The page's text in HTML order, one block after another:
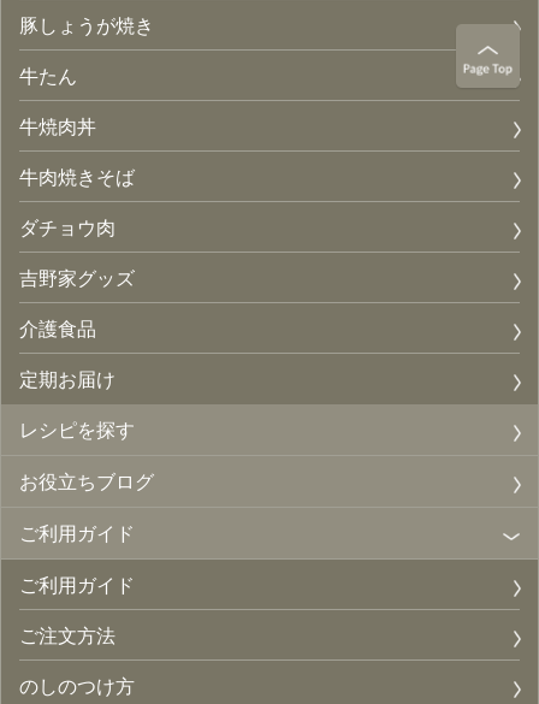
豚しょうが焼き
牛たん
牛焼肉丼
牛肉焼きそば
ダチョウ肉
吉野家グッズ
介護食品
定期お届け
レシピを探す
お役立ちブログ
ご利用ガイド
ご利用ガイド
ご注文方法
のしのつけ方